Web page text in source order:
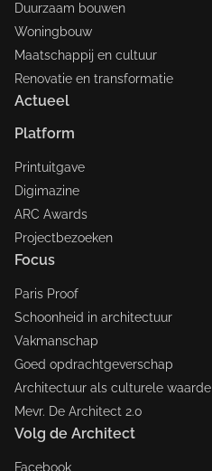
Duurzaam bouwen
Woningbouw
Maatschappij en cultuur
Renovatie en transformatie
Actueel
Platform
Printuitgave
Digimazine
ARC Awards
Projectbezoeken
Focus
Paris Proof
Schoonheid in architectuur
Vakmanschap
Goed opdrachtgeverschap
Architectuur als culturele waarde
Mevr. De Architect 2.0
Volg de Architect
Facebook